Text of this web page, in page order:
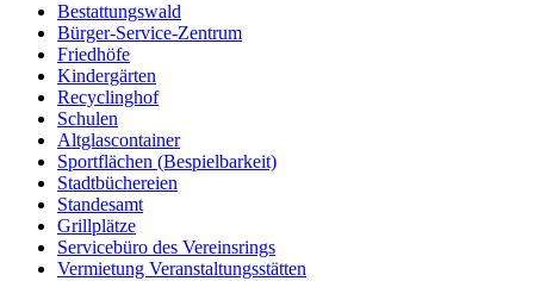
Bestattungswald
Bürger-Service-Zentrum
Friedhöfe
Kindergärten
Recyclinghof
Schulen
Altglascontainer
Sportflächen (Bespielbarkeit)
Stadtbüchereien
Standesamt
Grillplätze
Servicebüro des Vereinsrings
Vermietung Veranstaltungsstätten